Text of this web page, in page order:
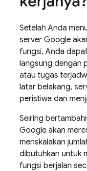
Setelah Anda
server Google
fungsi. Anda
langsung dengan
atau tugas
latar belakang,
peristiwa dan
Seiring
Google akan
menskalakan
dibutuhkan untuk
fungsi berjalan